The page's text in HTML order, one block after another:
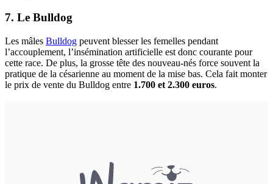
7. Le Bulldog
Les mâles Bulldog peuvent blesser les femelles pendant
l’accouplement, l’insémination artificielle est donc courante pour
cette race. De plus, la grosse tête des nouveau-nés force souvent la
pratique de la césarienne au moment de la mise bas. Cela fait monter
le prix de vente du Bulldog entre 1.700 et 2.300 euros.